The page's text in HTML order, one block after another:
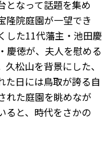
となって話題を集め
隆院庭園が一望でき
した11代藩主・池田慶
慶徳が、夫人を慰める
松山を背景にした、
た日には鳥取が誇る自
れた庭園を眺めなが
ると、時代をさかの